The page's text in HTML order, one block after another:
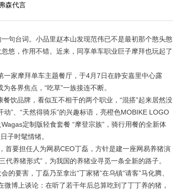
森代言
台词。小品里赵本山发现范伟已不是最初那个憨头憨
悠，作用不错。近来，同享单车职业巨子摩拜也玩起了
家摩拜单车主题餐厅，于4月7日在静安嘉里中心露
各界焦点，“吃草”一族接连不断。
品牌，看似互不相干的两个职业，“混搭”起来居然没
”、“天然得骑乐”的兴趣标语，亮橙色MOBIKE LOGO
定制版轻食套餐 “摩登宗族”，骑行用餐的全新体
子时髦情绪。
要担任人为网易CEO丁磊，方针是建一座网易养猪演
养猪形式”，为我国的养猪业寻觅一条全新的路子。
要害，丁磊乃至拿出“丁家猪”在乌镇“请客”马化腾、
博上谈论：在听了若干年后总算吃到了丁丁养的猪，